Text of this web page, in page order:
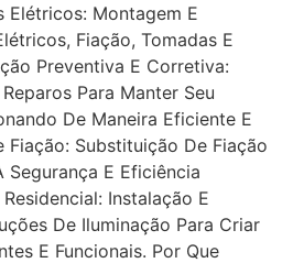
Elétricos: Montagem E
Fiação, Tomadas E
Preventiva E Corretiva:
Para Manter Seu
De Maneira Eficiente E
Fiação: Substituição De Fiação
Segurança E Eficiência
Instalação E
De Iluminação Para Criar
E Funcionais. Por Que